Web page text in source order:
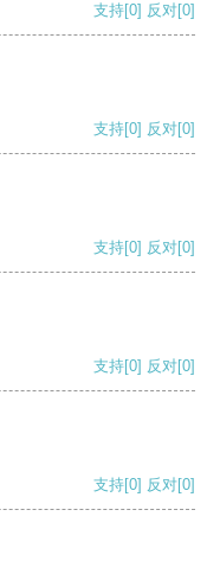
支持[0] 反对[0]
支持[0] 反对[0]
支持[0] 反对[0]
支持[0] 反对[0]
支持[0] 反对[0]